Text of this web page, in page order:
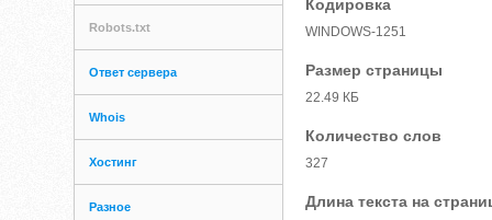
Robots.txt
Ответ сервера
Whois
Хостинг
Разное
Кодировка
WINDOWS-1251
Размер страницы
22.49 КБ
Количество слов
327
Длина текста на